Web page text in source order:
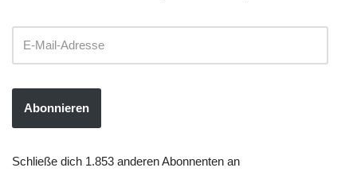
Abonnieren
Schließe dich 1.853 anderen Abonnenten an